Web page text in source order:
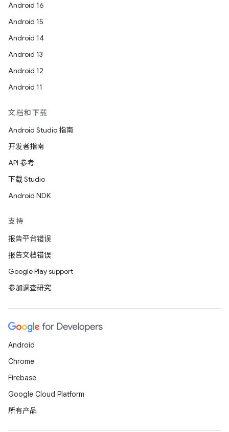
Android 16
Android 15
Android 14
Android 13
Android 12
Android 11
文档和下载
Android Studio 指南
开发者指南
API 参考
下载 Studio
Android NDK
支持
报告平台错误
报告文档错误
Google Play support
参加调查研究
Android
Chrome
Firebase
Google Cloud Platform
所有产品